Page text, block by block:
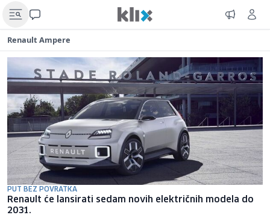
Renault Ampere
PUT BEZ POVRATKA
Renault će lansirati sedam novih električnih modela do
2031.